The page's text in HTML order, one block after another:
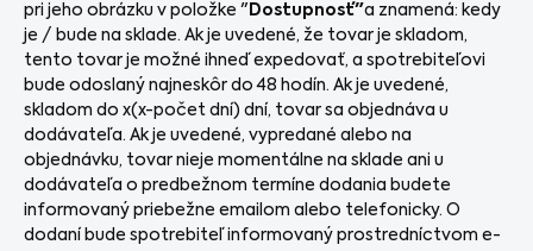
pri jeho obrázku v položke " Dostupnosť"a znamená: kedy
je / bude na sklade. Ak je uvedené, že tovar je skladom,
tento tovar je možné ihneď expedovať, a spotrebiteľovi
bude odoslaný najneskôr do 48 hodín. Ak je uvedené,
skladom do x(x-počet dní) dní, tovar sa objednáva u
dodávateľa. Ak je uvedené, vypredané alebo na
objednávku, tovar nieje momentálne na sklade ani u
dodávateľa o predbežnom termíne dodania budete
informovaný priebežne emailom alebo telefonicky. O
dodaní bude spotrebiteľ informovaný prostredníctvom e-